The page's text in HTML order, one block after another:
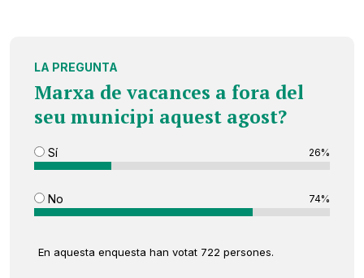
LA PREGUNTA
Marxa de vacances a fora del
seu municipi aquest agost?
Sí 26%
No 74%
En aquesta enquesta han votat 722 persones.